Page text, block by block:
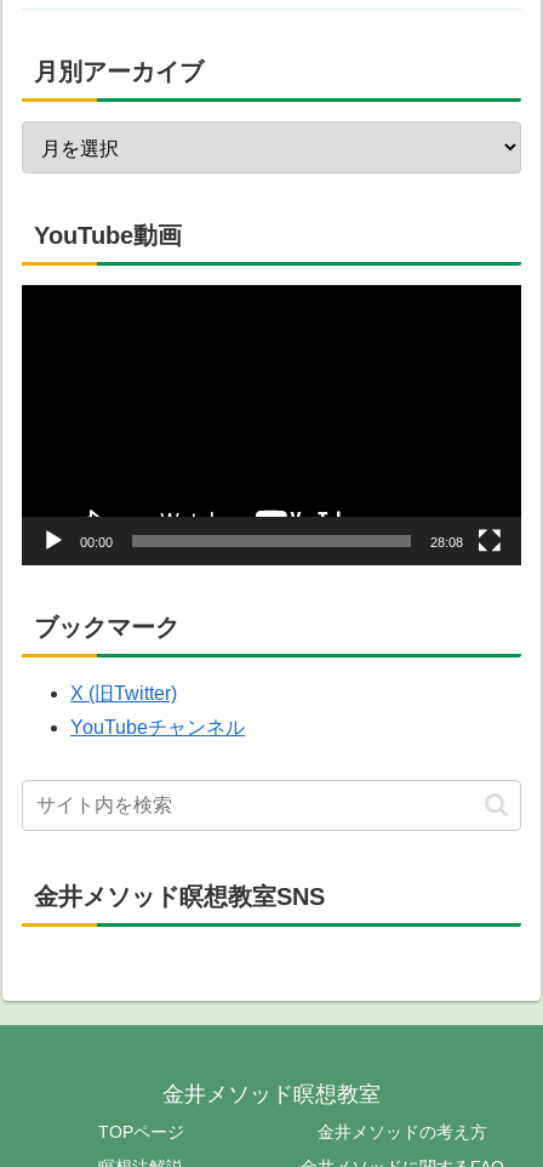
月別アーカイブ
YouTube動画
00:00 28:08
ブックマーク
X (旧Twitter)
YouTubeチャンネル
金井メソッド瞑想教室SNS
金井メソッド瞑想教室
TOPページ
金井メソッドの考え方